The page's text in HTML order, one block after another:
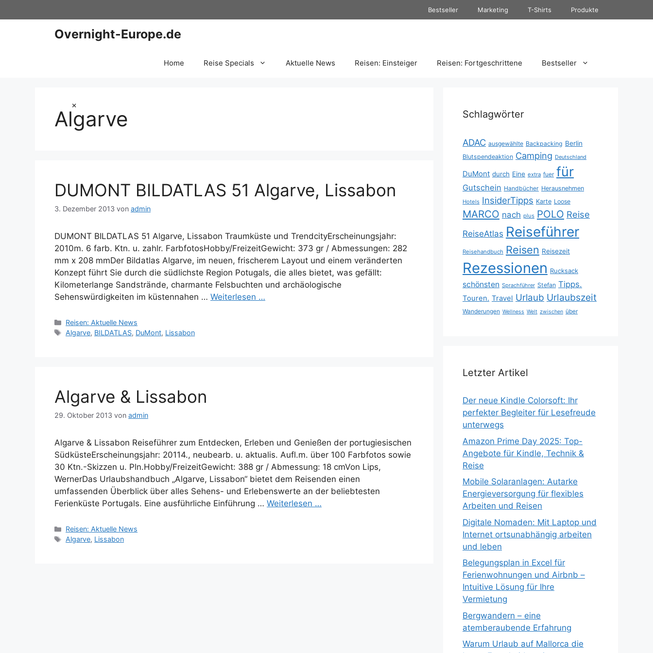
×
Inhalt
Bestseller Marketing T-Shirts Produkte
Overnight-Europe.de
Home Reise Specials Aktuelle News Reisen: Einsteiger Reisen: Fortgeschrittene Bestseller
Algarve
DUMONT BILDATLAS 51 Algarve, Lissabon
3. Dezember 2013 von admin
DUMONT BILDATLAS 51 Algarve, Lissabon Traumküste und TrendcityErscheinungsjahr:
2010m. 6 farb. Ktn. u. zahlr. FarbfotosHobby/FreizeitGewicht: 373 gr / Abmessungen: 282
mm x 208 mmDer Bildatlas Algarve, im neuen, frischerem Layout und einem veränderten
Konzept führt Sie durch die südlichste Region Potugals, die alles bietet, was gefällt:
Kilometerlange Sandstrände, charmante Felsbuchten und archäologische
Sehenswürdigkeiten im küstennahen … Weiterlesen …
Kategorien
Reisen: Aktuelle News
Schlagwörter
Algarve, BILDATLAS, DuMont, Lissabon
Algarve & Lissabon
29. Oktober 2013 von admin
Algarve & Lissabon Reiseführer zum Entdecken, Erleben und Genießen der portugiesischen
SüdküsteErscheinungsjahr: 20114., neubearb. u. aktualis. Aufl.m. über 100 Farbfotos sowie
30 Ktn.-Skizzen u. Pln.Hobby/FreizeitGewicht: 388 gr / Abmessung: 18 cmVon Lips,
WernerDas Urlaubshandbuch „Algarve, Lissabon“ bietet dem Reisenden einen
umfassenden Überblick über alles Sehens- und Erlebenswerte an der beliebtesten
Ferienküste Portugals. Eine ausführliche Einführung … Weiterlesen …
Kategorien
Reisen: Aktuelle News
Schlagwörter
Algarve, Lissabon
Schlagwörter
ADAC ausgewählte Backpacking Berlin
Blutspendeaktion Camping Deutschland
DuMont durch Eine extra fuer für
Gutschein Handbücher Herausnehmen
Hotels InsiderTipps Karte Loose
MARCO nach plus POLO Reise
ReiseAtlas Reiseführer
Reisehandbuch Reisen Reisezeit
Rezessionen Rucksack
schönsten Sprachführer Stefan Tipps.
Touren. Travel Urlaub Urlaubszeit
Wanderungen Wellness Welt zwischen über
Letzter Artikel
Der neue Kindle Colorsoft: Ihr
perfekter Begleiter für Lesefreude
unterwegs
Amazon Prime Day 2025: Top-
Angebote für Kindle, Technik &
Reise
Mobile Solaranlagen: Autarke
Energieversorgung für flexibles
Arbeiten und Reisen
Digitale Nomaden: Mit Laptop und
Internet ortsunabhängig arbeiten
und leben
Belegungsplan in Excel für
Ferienwohnungen und Airbnb –
Intuitive Lösung für Ihre
Vermietung
Bergwandern – eine
atemberaubende Erfahrung
Warum Urlaub auf Mallorca die